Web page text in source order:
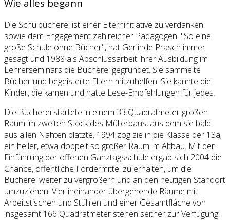
Wie alles begann
Die Schulbücherei ist einer Elterninitiative zu verdanken
sowie dem Engagement zahlreicher Pädagogen. "So eine
große Schule ohne Bücher", hat Gerlinde Prasch immer
gesagt und 1988 als Abschlussarbeit ihrer Ausbildung im
Lehrerseminars die Bücherei gegründet. Sie sammelte
Bücher und begeisterte Eltern mitzuhelfen. Sie kannte die
Kinder, die kamen und hatte Lese-Empfehlungen für jedes.
Die Bücherei startete in einem 33 Quadratmeter großen
Raum im zweiten Stock des Müllerbaus, aus dem sie bald
aus allen Nähten platzte. 1994 zog sie in die Klasse der 13a,
ein heller, etwa doppelt so großer Raum im Altbau. Mit der
Einführung der offenen Ganztagsschule ergab sich 2004 die
Chance, öffentliche Fördermittel zu erhalten, um die
Bücherei weiter zu vergrößern und an den heutigen Standort
umzuziehen. Vier ineinander übergehende Räume mit
Arbeitstischen und Stühlen und einer Gesamtfläche von
insgesamt 166 Quadratmeter stehen seither zur Verfügung.